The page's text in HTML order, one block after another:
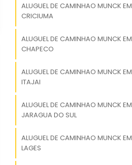
ALUGUEL DE CAMINHAO MUNCK EM
CRICIUMA
ALUGUEL DE CAMINHAO MUNCK EM
CHAPECO
ALUGUEL DE CAMINHAO MUNCK EM
ITAJAI
ALUGUEL DE CAMINHAO MUNCK EM
JARAGUA DO SUL
ALUGUEL DE CAMINHAO MUNCK EM
LAGES